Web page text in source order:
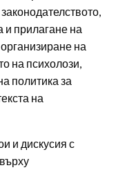
и прилагане на
на
на психолози,
политика за
на
и дискусия с